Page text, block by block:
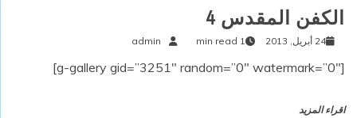
الكفن المقدس 4
24 أبريل, 2013 1 min read
admin
[g-gallery gid=”3251″ random=”0″ watermark=”0″]
اقراء المزيد